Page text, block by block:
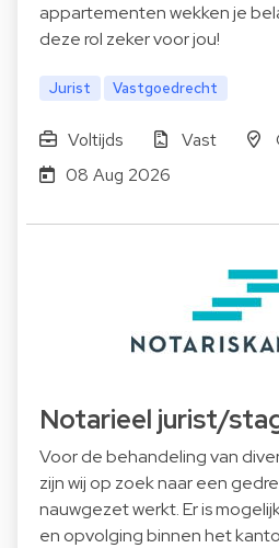
appartementen wekken je
deze rol zeker voor jou!
Jurist Vastgoedrecht
Voltijds Vast
08 Aug 2026
Notarieel jurist/
Voor de behandeling van
zijn wij op zoek naar een
nauwgezet werkt. Er is
en opvolging binnen het